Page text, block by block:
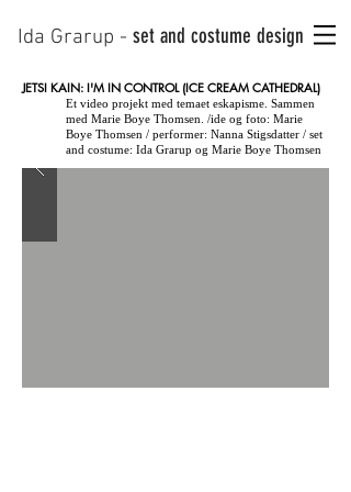
Ida Grarup - set and costume design
JETSI KAIN: I'M IN CONTROL (ICE CREAM CATHEDRAL)
Et video projekt med temaet eskapisme. Sammen
med Marie Boye Thomsen. /ide og foto: Marie
Boye Thomsen / performer: Nanna Stigsdatter / set
and costume: Ida Grarup og Marie Boye Thomsen